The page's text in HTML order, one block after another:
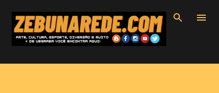
Pular para o conteúdo principal